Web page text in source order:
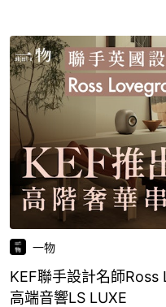
一物
KEF聯手設計名師
高端音響LS LUXE